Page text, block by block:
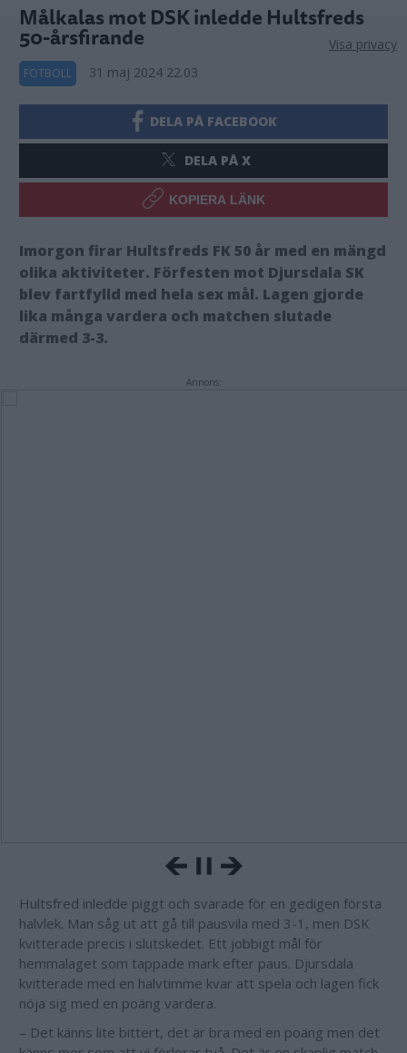
Målkalas mot DSK inledde Hultsfreds
50-årsfirande
FOTBOLL 31 maj 2024 22.03
DELA PÅ FACEBOOK
DELA PÅ X
KOPIERA LÄNK
Imorgon firar Hultsfreds FK 50 år med en mängd
olika aktiviteter. Förfesten mot Djursdala SK
blev fartfylld med hela sex mål. Lagen gjorde
lika många vardera och matchen slutade
därmed 3-3.
Annons:
Hultsfred inledde piggt och svarade för en gedigen första
halvlek. Man såg ut att gå till pausvila med 3-1, men DSK
kvitterade precis i slutskedet. Ett jobbigt mål för
hemmalaget som tappade mark efter paus. Djursdala
kvitterade med en halvtimme kvar att spela och lagen fick
nöja sig med en poäng vardera.
– Det känns lite bittert, det är bra med en poäng men det
Visa privacy